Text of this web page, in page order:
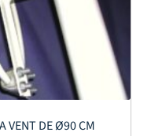
VENT DE Ø90 CM